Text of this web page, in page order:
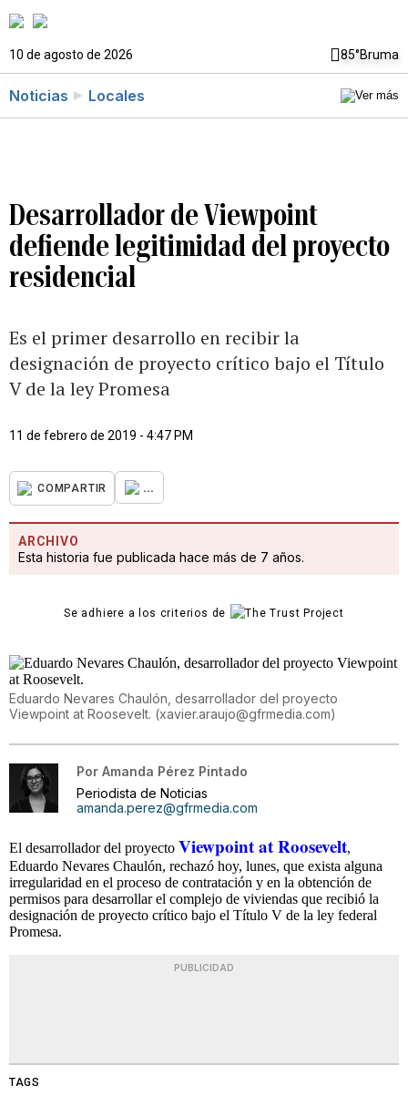
10 de agosto de 2026 85°Bruma
Noticias Locales
Desarrollador de Viewpoint
defiende legitimidad del proyecto
residencial
Es el primer desarrollo en recibir la
designación de proyecto crítico bajo el Título
V de la ley Promesa
11 de febrero de 2019 - 4:47 PM
COMPARTIR ...
ARCHIVO
Esta historia fue publicada hace más de 7 años.
Se adhiere a los criterios de
Eduardo Nevares Chaulón, desarrollador del proyecto
Viewpoint at Roosevelt. (xavier.araujo@gfrmedia.com)
Por Amanda Pérez Pintado
Periodista de Noticias
amanda.perez@gfrmedia.com
El desarrollador del proyecto Viewpoint at Roosevelt,
Eduardo Nevares Chaulón, rechazó hoy, lunes, que exista alguna
irregularidad en el proceso de contratación y en la obtención de
permisos para desarrollar el complejo de viviendas que recibió la
designación de proyecto crítico bajo el Título V de la ley federal
Promesa.
PUBLICIDAD
TAGS